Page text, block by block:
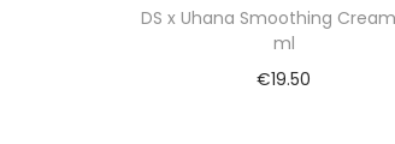
DS x Uhana Smoothing
ml
€19.50